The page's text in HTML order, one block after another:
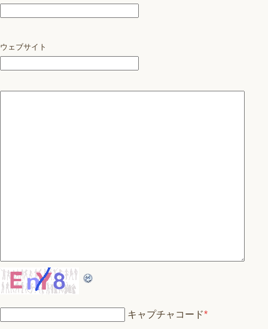
ウェブサイト
キャプチャコード*